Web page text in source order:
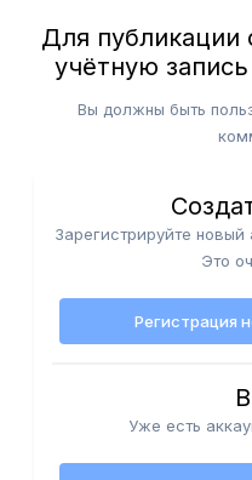
Для публикации
учётную
Вы должны быть
Зарегистрируйте
Это
Регистрация
Уже есть